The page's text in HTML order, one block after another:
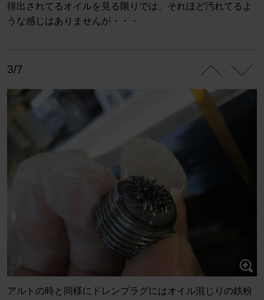
排出されてるオイルを見る限りでは、それほど汚れてるよ
うな感じはありませんが・・・
3/7
アルトの時と同様にドレンプラグにはオイル混じりの鉄粉